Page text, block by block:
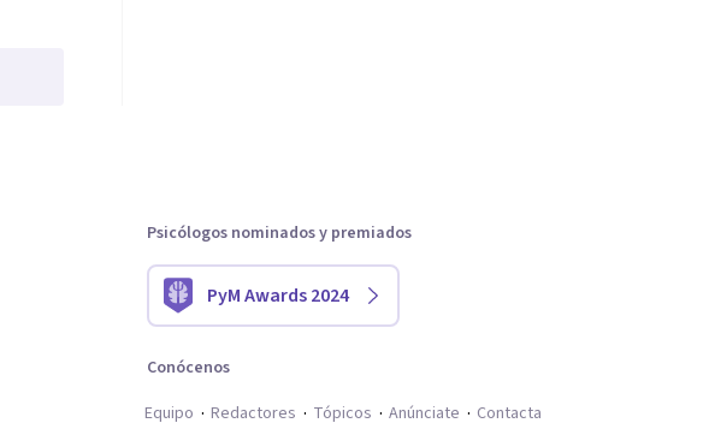
Psicólogos nominados y premiados
PyM Awards 2024
Conócenos
Equipo
Redactores Tópicos Anúnciate Contacta